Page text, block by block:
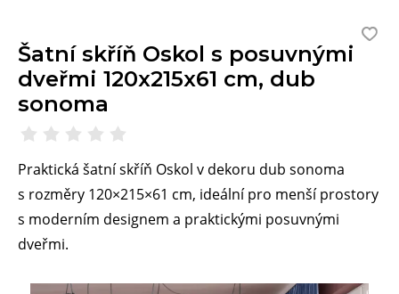
Šatní skříň Oskol s posuvnými
dveřmi 120x215x61 cm, dub
sonoma
Praktická šatní skříň Oskol v dekoru dub sonoma
s rozměry 120×215×61 cm, ideální pro menší prostory
s moderním designem a praktickými posuvnými
dveřmi.